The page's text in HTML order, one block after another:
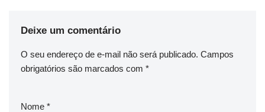
Deixe um comentário
O seu endereço de e-mail não será publicado. Campos
obrigatórios são marcados com *
Nome *